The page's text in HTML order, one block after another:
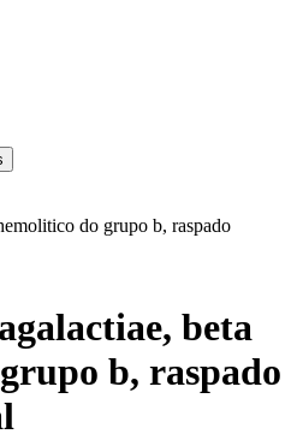
do grupo b, raspado
beta
b, raspado